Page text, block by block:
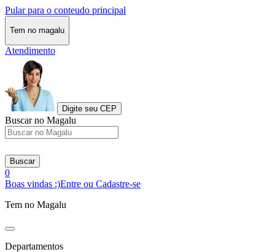
Pular para o conteudo principal
Tem no magalu
Atendimento
Digite seu CEP
Buscar no Magalu
Buscar
0
Boas vindas :)Entre ou Cadastre-se
Tem no Magalu
Departamentos